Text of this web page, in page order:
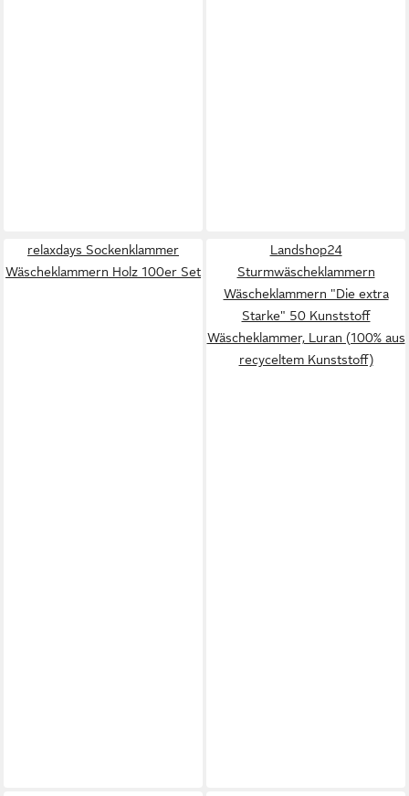
relaxdays Sockenklammer
Wäscheklammern Holz 100er Set
Landshop24
Sturmwäscheklammern
Wäscheklammern "Die extra
Starke" 50 Kunststoff
Wäscheklammer, Luran (100% aus
recyceltem Kunststoff)